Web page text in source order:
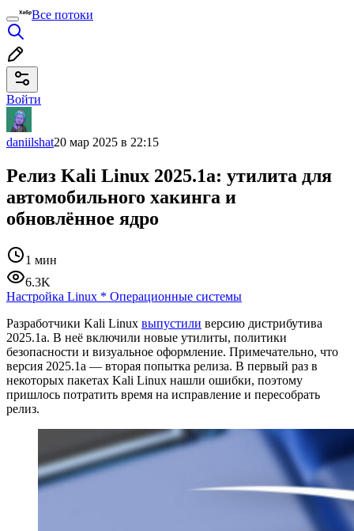
Все потоки
Войти
daniilshat20 мар 2025 в 22:15
Релиз Kali Linux 2025.1a: утилита для
автомобильного хакинга и
обновлённое ядро
1 мин
6.3K
Настройка Linux * Операционные системы
Разработчики Kali Linux выпустили версию дистрибутива
2025.1a. В неё включили новые утилиты, политики
безопасности и визуальное оформление. Примечательно, что
версия 2025.1a — вторая попытка релиза. В первый раз в
некоторых пакетах Kali Linux нашли ошибки, поэтому
пришлось потратить время на исправление и пересобрать
релиз.